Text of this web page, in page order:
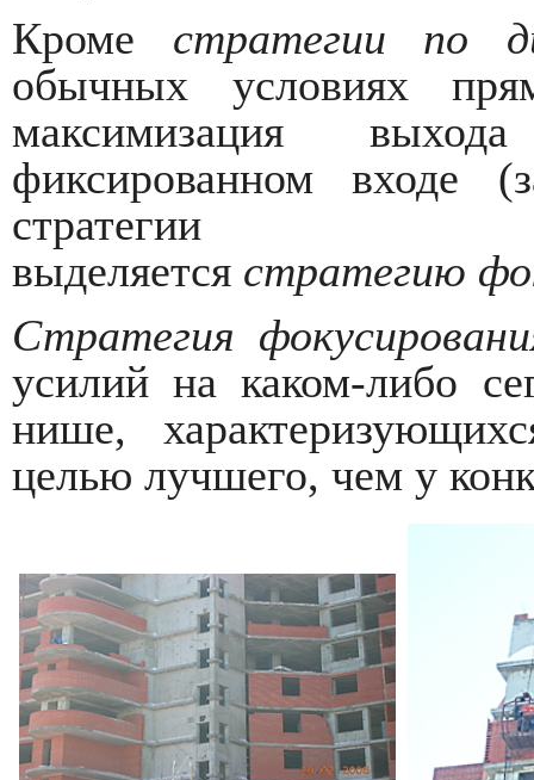
Кроме стратегии по
обычных условиях
максимизация
фиксированном входе
стратегии
выделяется стратегию
Стратегия
усилий на каком-либо
нише,
целью лучшего, чем у